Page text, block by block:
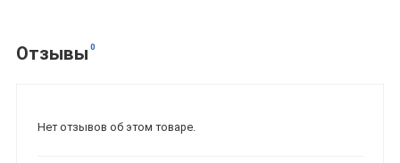
Отзывы 0
Нет отзывов об этом товаре.